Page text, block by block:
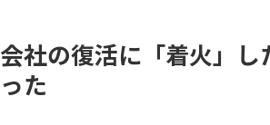
会社の復活に「着火」
った